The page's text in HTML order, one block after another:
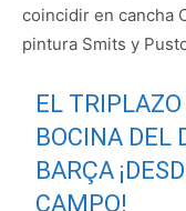
coincidir en cancha
pintura Smits y
EL
BOCINA DEL
BARÇA
CAMPO!